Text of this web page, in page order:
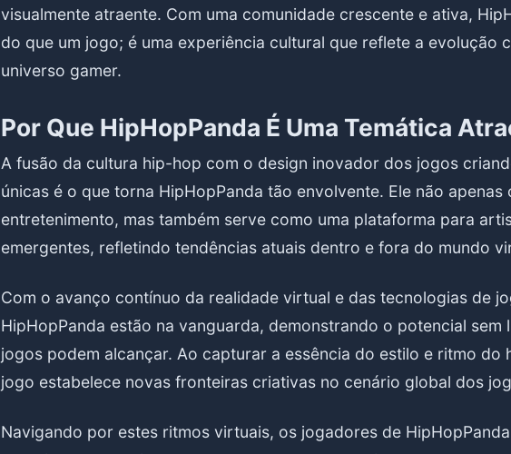
visualmente atraente. Com uma comunidade crescente e ativa,
do que um jogo; é uma experiência cultural que reflete a evolução
universo gamer.
Por Que HipHopPanda É Uma Temática
A fusão da cultura hip-hop com o design inovador dos jogos
únicas é o que torna HipHopPanda tão envolvente. Ele não apenas
entretenimento, mas também serve como uma plataforma para
emergentes, refletindo tendências atuais dentro e fora do mundo
Com o avanço contínuo da realidade virtual e das tecnologias de
HipHopPanda estão na vanguarda, demonstrando o potencial sem
jogos podem alcançar. Ao capturar a essência do estilo e ritmo do
jogo estabelece novas fronteiras criativas no cenário global dos
Navigando por estes ritmos virtuais, os jogadores de